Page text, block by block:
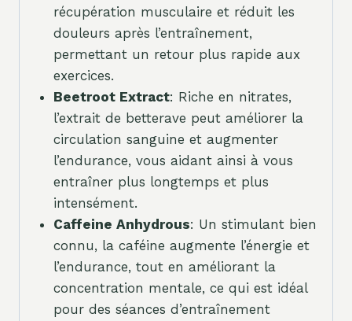
récupération musculaire et réduit les
douleurs après l’entraînement,
permettant un retour plus rapide aux
exercices.
Beetroot Extract: Riche en nitrates,
l’extrait de betterave peut améliorer la
circulation sanguine et augmenter
l’endurance, vous aidant ainsi à vous
entraîner plus longtemps et plus
intensément.
Caffeine Anhydrous: Un stimulant bien
connu, la caféine augmente l’énergie et
l’endurance, tout en améliorant la
concentration mentale, ce qui est idéal
pour des séances d’entraînement